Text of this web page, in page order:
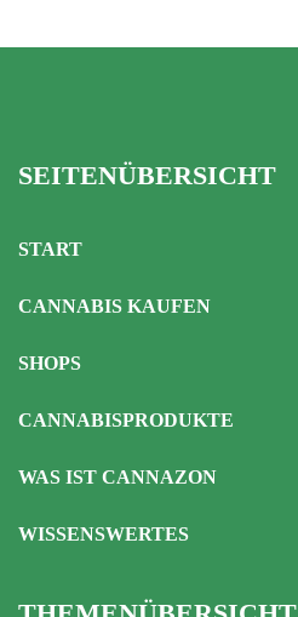
SEITENÜBERSICHT
START
CANNABIS KAUFEN
SHOPS
CANNABISPRODUKTE
WAS IST CANNAZON
WISSENSWERTES